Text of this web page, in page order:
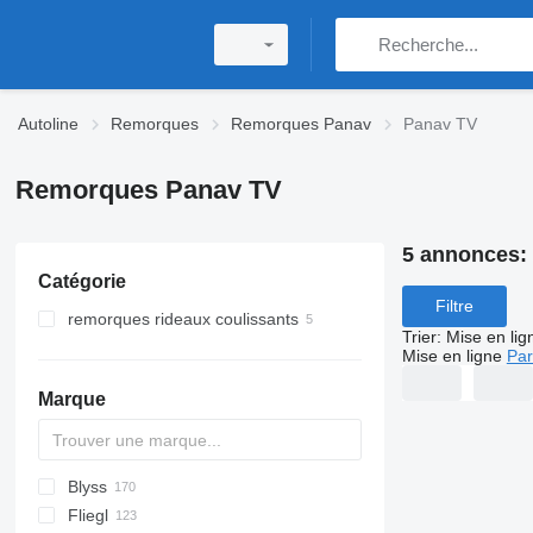
Autoline Remorques Remorques Panav Panav TV
Remorques Panav TV
Catégorie
remorques rideaux coulissants
Marque
PA
TPW
HTS
GTB
PSX
PS
22
Brevis
Blyss
Jupiter
E
1205
A Transporter
3 series
BPA
PT
202
CSD
Debon
Cargos
T 38
HW
A1010
LVA
A-series
L-series
S-series
DURUS
MAX
Ducato
Fliegl
5 annonces:
Filtre
Trier: Mise en
Mise en ligne